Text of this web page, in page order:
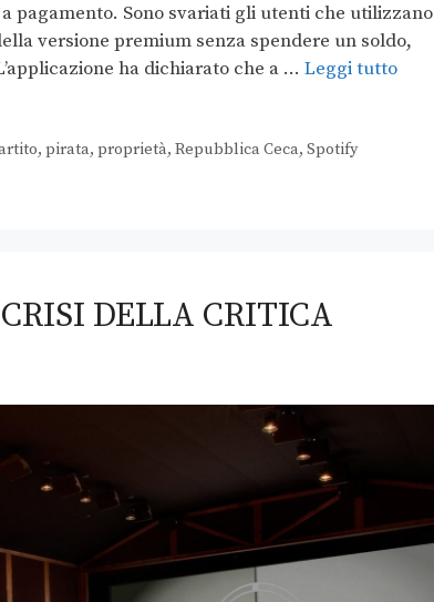
pagamento. Sono svariati gli utenti che utilizzano
versione premium senza spendere un soldo,
ha dichiarato che a … Leggi tutto
, pirata, proprietà, Repubblica Ceca, Spotify
DELLA CRITICA